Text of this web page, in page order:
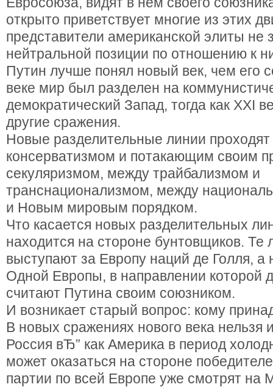
открыто приветствует многие из этих
представители американской элиты
нейтральной позиции по отношению к
Путин лучше понял новый век, чем его
веке мир был разделен на
демократический Запад, тогда как XXI
другие сражения.
Новые разделительные линии
консерватизмом и потакающим своим
секуляризмом, между трайбализмом и
транснационализмом, между
и Новым мировым порядком.
Что касается новых разделительных
находится на стороне бунтовщиков. Те
выступают за Европу наций де Голля, а
Одной Европы, в направлении которой
считают Путина своим союзником.
И возникает старый вопрос: кому
В новых сражениях нового века нельзя
Россия вЂ” как Америка в период
может оказаться на стороне
партии по всей Европе уже смотрят на